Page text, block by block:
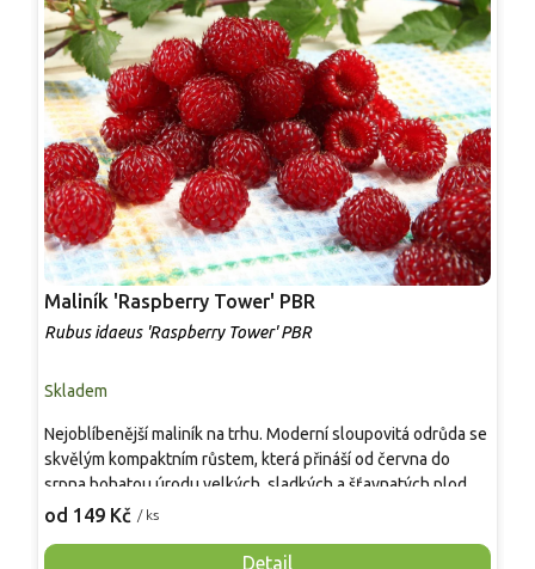
Maliník 'Raspberry Tower' PBR
Rubus idaeus 'Raspberry Tower' PBR
Skladem
od 149 Kč / ks
Detail
Nejoblíbenější maliník na trhu. Moderní sloupovitá odrůda se
skvělým kompaktním růstem, která přináší od června do
srpna bohatou úrodu velkých, sladkých a šťavnatých plodů.
Pevné vzpřímené výhony tvoří elegantní habitus bez
Mrazuvzdornost do −25 °C a spolehlivá vitalita z něj dělají